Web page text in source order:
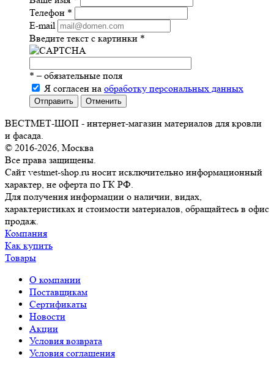
Телефон *
E-mail
Введите текст с картинки *
* – обязательные поля
Я согласен на обработку персональных данных
Отправить Отменить
ВЕСТМЕТ-ШОП - интернет-магазин материалов для кровли
и фасада.
© 2016-2026, Москва
Все права защищены.
Сайт vestmet-shop.ru носит исключительно информационный
характер, не оферта по ГК РФ.
Для получения информации о наличии, видах,
характеристиках и стоимости материалов, обращайтесь в офис
продаж.
Компания
Как купить
Товары
О компании
Поставщикам
Сертификаты
Новости
Акции
Условия возврата
Условия соглашения